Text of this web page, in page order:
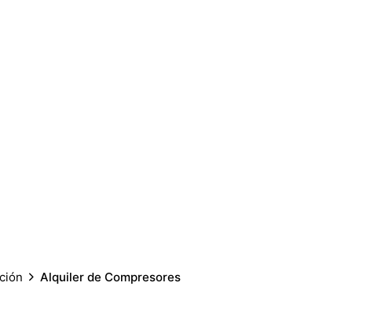
Alquiler de Compresores